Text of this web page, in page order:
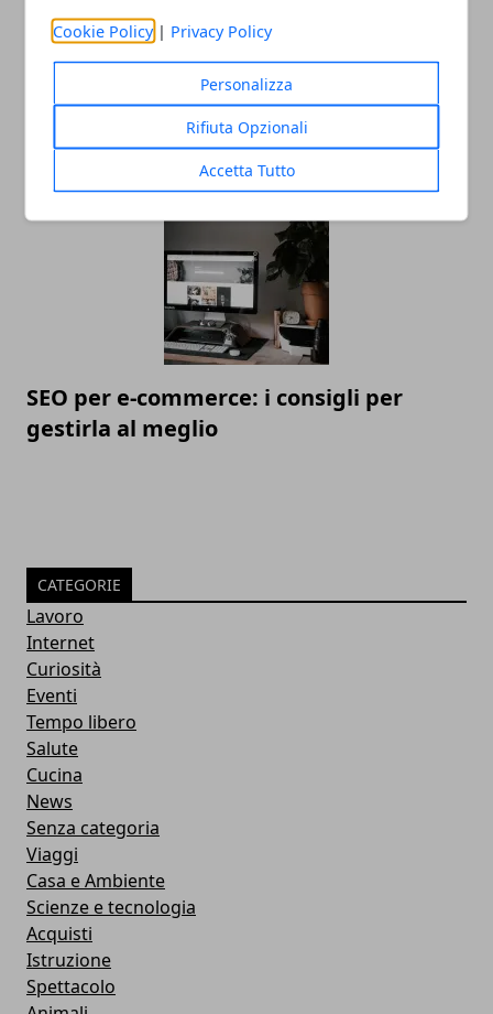
Cookie Policy | Privacy Policy
Personalizza
Rifiuta Opzionali
Accetta Tutto
Linea di moda: gli errori da non fare
prima del lancio
SEO per e-commerce: i consigli per
gestirla al meglio
CATEGORIE
Lavoro
Internet
Curiosità
Eventi
Tempo libero
Salute
Cucina
News
Senza categoria
Viaggi
Casa e Ambiente
Scienze e tecnologia
Acquisti
Istruzione
Spettacolo